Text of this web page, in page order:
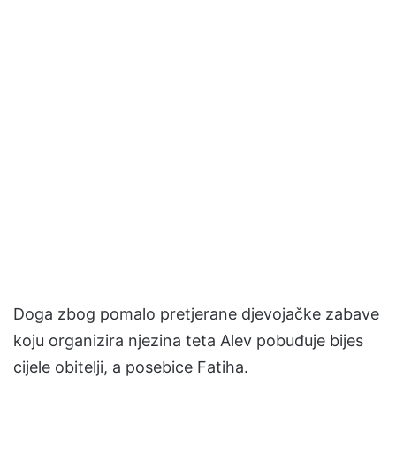
Doga zbog pomalo pretjerane djevojačke zabave
koju organizira njezina teta Alev pobuđuje bijes
cijele obitelji, a posebice Fatiha.